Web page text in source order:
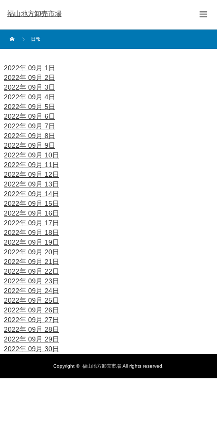
福山地方卸売市場
日報
2022年 09月 1日
2022年 09月 2日
2022年 09月 3日
2022年 09月 4日
2022年 09月 5日
2022年 09月 6日
2022年 09月 7日
2022年 09月 8日
2022年 09月 9日
2022年 09月 10日
2022年 09月 11日
2022年 09月 12日
2022年 09月 13日
2022年 09月 14日
2022年 09月 15日
2022年 09月 16日
2022年 09月 17日
2022年 09月 18日
2022年 09月 19日
2022年 09月 20日
2022年 09月 21日
2022年 09月 22日
2022年 09月 23日
2022年 09月 24日
2022年 09月 25日
2022年 09月 26日
2022年 09月 27日
2022年 09月 28日
2022年 09月 29日
2022年 09月 30日
Copyright © 福山地方卸売市場 All rights reserved.